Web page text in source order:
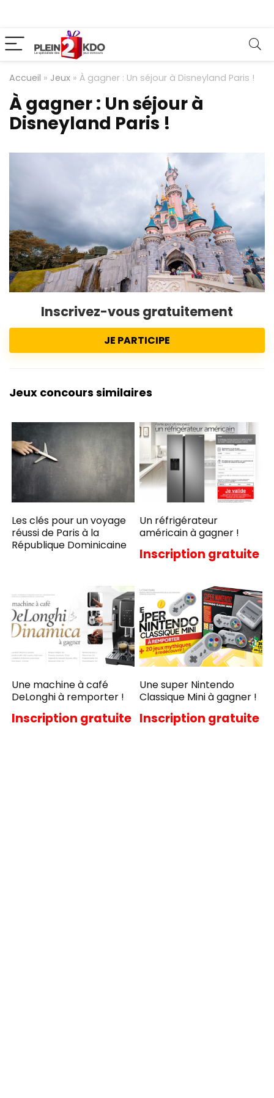
Accueil » Jeux » À gagner : Un séjour à Disneyland Paris !
À gagner : Un séjour à
Disneyland Paris !
Inscrivez-vous gratuitement
JE PARTICIPE
Jeux concours similaires
Les clés pour un voyage
réussi de Paris à la
République Dominicaine
Un réfrigérateur
américain à gagner !
Inscription gratuite
Une machine à café
DeLonghi à remporter !
Inscription gratuite
Une super Nintendo
Classique Mini à gagner !
Inscription gratuite